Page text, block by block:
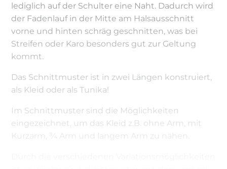
lediglich auf der Schulter eine Naht. Dadurch wird
der Fadenlauf in der Mitte am Halsausschnitt
vorne und hinten schräg geschnitten, was bei
Streifen oder Karo besonders gut zur Geltung
kommt.
Das Schnittmuster ist in zwei Längen konstruiert,
als Kleid oder als Tunika!
Im Schnittmuster sind die Möglichkeiten
eingezeichnet, um das Kleid z.B. ohne Arm, mit
Kurzarm, ¾ Arm und langem Arm zu nähen.